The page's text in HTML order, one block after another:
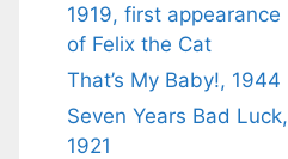
1919, first appearance
of Felix the Cat
That’s My Baby!, 1944
Seven Years Bad Luck,
1921